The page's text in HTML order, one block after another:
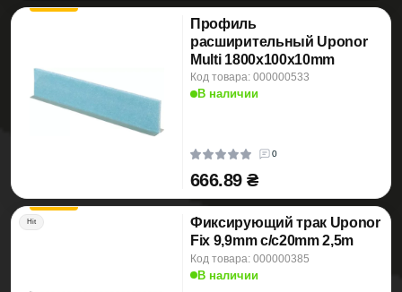
Профиль
расширительный Uponor
Multi 1800x100x10mm
Код товара: 000000533
В наличии
0
666.89 ₴
Hit
Фиксирующий трак Uponor
Fix 9,9mm c/c20mm 2,5m
Код товара: 000000385
В наличии